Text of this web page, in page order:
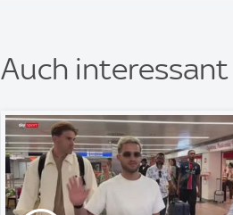
Auch interessant